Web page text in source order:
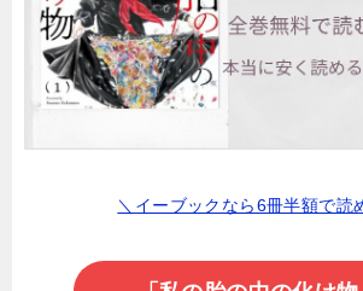
＼イーブックなら6冊半額で読